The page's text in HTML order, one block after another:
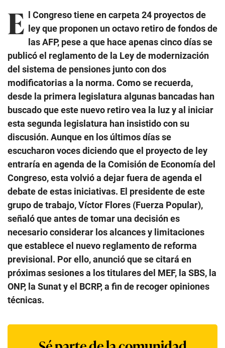
E l Congreso tiene en carpeta 24 proyectos de
ley que proponen un octavo retiro de fondos de
las AFP, pese a que hace apenas cinco días se
publicó el reglamento de la Ley de modernización
del sistema de pensiones junto con dos
modificatorias a la norma. Como se recuerda,
desde la primera legislatura algunas bancadas han
buscado que este nuevo retiro vea la luz y al iniciar
esta segunda legislatura han insistido con su
discusión. Aunque en los últimos días se
escucharon voces diciendo que el proyecto de ley
entraría en agenda de la Comisión de Economía del
Congreso, esta volvió a dejar fuera de agenda el
debate de estas iniciativas. El presidente de este
grupo de trabajo, Víctor Flores (Fuerza Popular),
señaló que antes de tomar una decisión es
necesario considerar los alcances y limitaciones
que establece el nuevo reglamento de reforma
previsional. Por ello, anunció que se citará en
próximas sesiones a los titulares del MEF, la SBS, la
ONP, la Sunat y el BCRP, a fin de recoger opiniones
técnicas.